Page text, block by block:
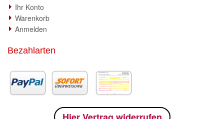
Ihr Konto
Warenkorb
Anmelden
Bezahlarten